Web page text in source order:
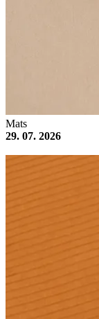
Mats
29. 07. 2026